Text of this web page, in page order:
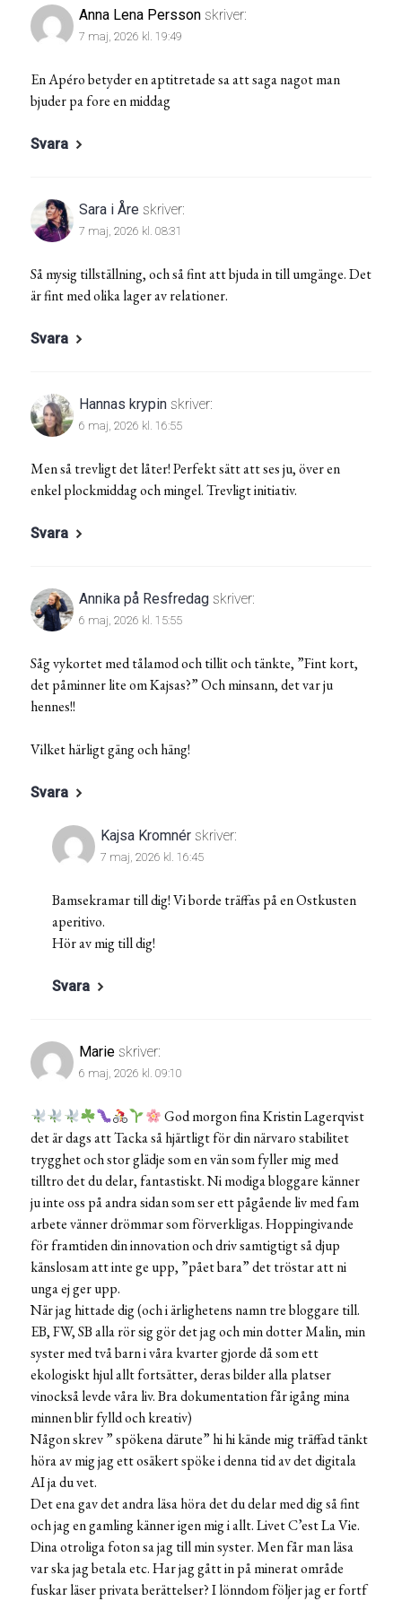
Anna Lena Persson skriver:
7 maj, 2026 kl. 19:49
En Apéro betyder en aptitretade sa att saga nagot man
bjuder pa fore en middag
Svara
Sara i Åre skriver:
7 maj, 2026 kl. 08:31
Så mysig tillställning, och så fint att bjuda in till umgänge. Det
är fint med olika lager av relationer.
Svara
Hannas krypin skriver:
6 maj, 2026 kl. 16:55
Men så trevligt det låter! Perfekt sätt att ses ju, över en
enkel plockmiddag och mingel. Trevligt initiativ.
Svara
Annika på Resfredag skriver:
6 maj, 2026 kl. 15:55
Såg vykortet med tålamod och tillit och tänkte, ”Fint kort,
det påminner lite om Kajsas?” Och minsann, det var ju
hennes!!
Vilket härligt gäng och häng!
Svara
Kajsa Kromnér skriver:
7 maj, 2026 kl. 16:45
Bamsekramar till dig! Vi borde träffas på en Ostkusten
aperitivo.
Hör av mig till dig!
Svara
Marie skriver:
6 maj, 2026 kl. 09:10
God morgon fina Kristin Lagerqvist
det är dags att Tacka så hjärtligt för din närvaro stabilitet
trygghet och stor glädje som en vän som fyller mig med
tilltro det du delar, fantastiskt. Ni modiga bloggare känner
ju inte oss på andra sidan som ser ett pågående liv med fam
arbete vänner drömmar som förverkligas. Hoppingivande
för framtiden din innovation och driv samtigtigt så djup
känslosam att inte ge upp, ”pået bara” det tröstar att ni
unga ej ger upp.
När jag hittade dig (och i ärlighetens namn tre bloggare till.
EB, FW, SB alla rör sig gör det jag och min dotter Malin, min
syster med två barn i våra kvarter gjorde då som ett
ekologiskt hjul allt fortsätter, deras bilder alla platser
vinockså levde våra liv. Bra dokumentation får igång mina
minnen blir fylld och kreativ)
Någon skrev ” spökena därute” hi hi kände mig träffad tänkt
höra av mig jag ett osäkert spöke i denna tid av det digitala
AI ja du vet.
Det ena gav det andra läsa höra det du delar med dig så fint
och jag en gamling känner igen mig i allt. Livet C’est La Vie.
Dina otroliga foton sa jag till min syster. Men får man läsa
var ska jag betala etc. Har jag gått in på minerat område
fuskar läser privata berättelser? I lönndom följer jag er fortf